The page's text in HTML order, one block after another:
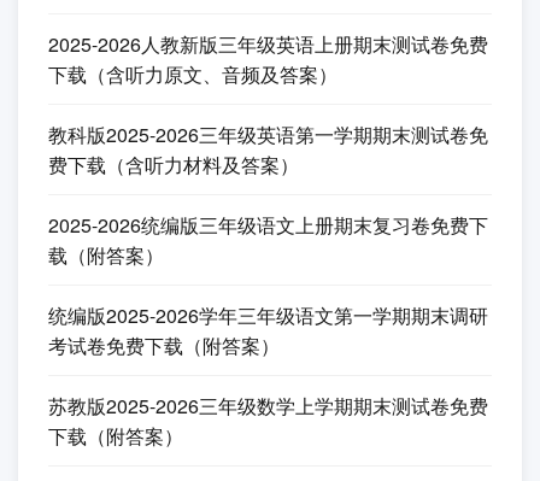
2025-2026人教新版三年级英语上册期末测试卷免费
下载（含听力原文、音频及答案）
教科版2025-2026三年级英语第一学期期末测试卷免
费下载（含听力材料及答案）
2025-2026统编版三年级语文上册期末复习卷免费下
载（附答案）
统编版2025-2026学年三年级语文第一学期期末调研
考试卷免费下载（附答案）
苏教版2025-2026三年级数学上学期期末测试卷免费
下载（附答案）